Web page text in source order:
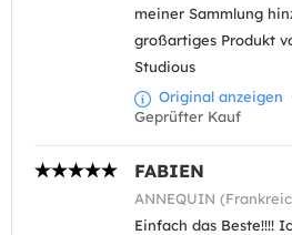
meiner Sammlung
großartiges Produkt
Studious
Original anzeigen
Geprüfter Kauf
FABIEN
ANNEQUIN
Einfach das Beste!!!!